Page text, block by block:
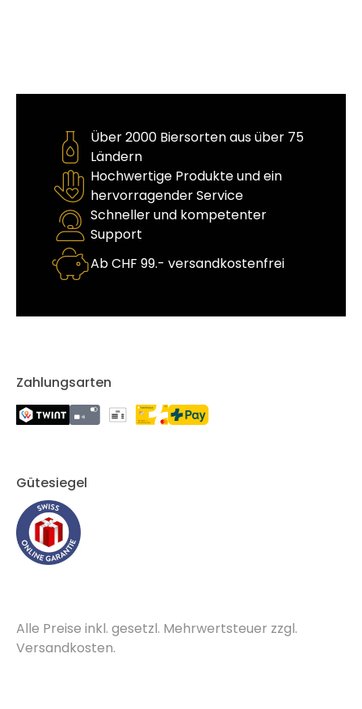
Über 2000 Biersorten aus über 75
Ländern
Hochwertige Produkte und ein
hervorragender Service
Schneller und kompetenter
Support
Ab CHF 99.- versandkostenfrei
Zahlungsarten
Gütesiegel
Alle Preise inkl. gesetzl. Mehrwertsteuer zzgl.
Versandkosten.